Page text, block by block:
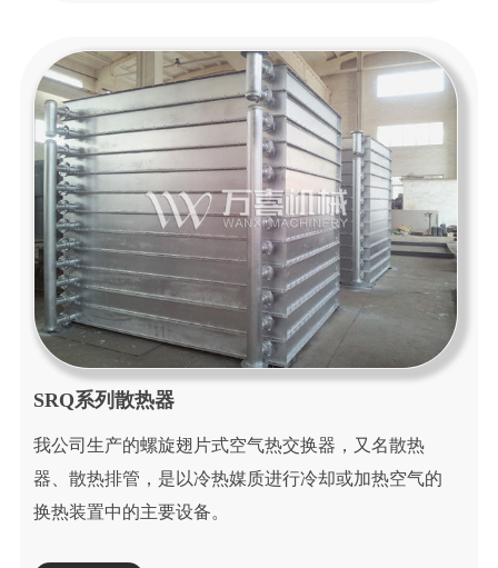
SRQ系列散热器
我公司生产的螺旋翅片式空气热交换器，又名散热
器、散热排管，是以冷热媒质进行冷却或加热空气的
换热装置中的主要设备。